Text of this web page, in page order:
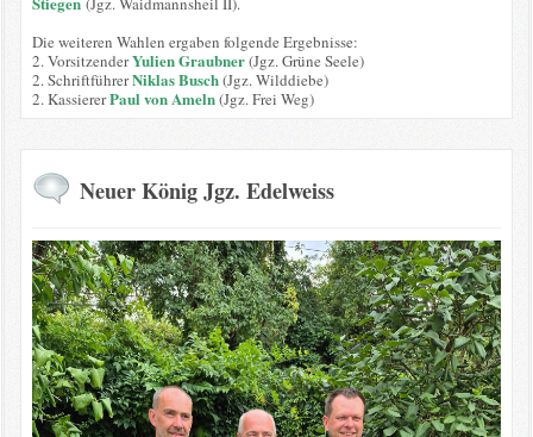
Die weiteren Wahlen ergaben folgende Ergebnisse:
2. VorsitzenderYulien Graubner(Jgz. Grüne Seele)
2. SchriftführerNiklas Busch(Jgz. Wilddiebe)
2. KassiererPaul von Ameln(Jgz. Frei Weg)
Neuer König Jgz. Edelweiss